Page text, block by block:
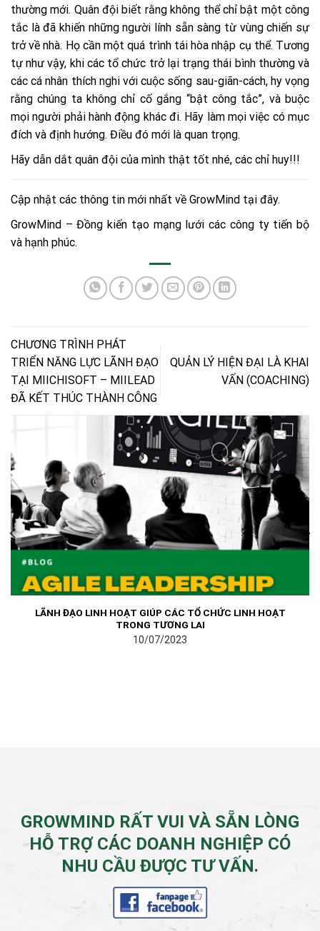
thường mới. Quân đội biết rằng không thể chỉ bật một công
tắc là đã khiến những người lính sẵn sàng từ vùng chiến sự
trở về nhà. Họ cần một quá trình tái hòa nhập cụ thể. Tương
tự như vậy, khi các tổ chức trở lại trạng thái bình thường và
các cá nhân thích nghi với cuộc sống sau-giãn-cách, hy vọng
rằng chúng ta không chỉ cố gắng “bật công tắc”, và buộc
mọi người phải hành động khác đi. Hãy làm mọi việc có mục
đích và định hướng. Điều đó mới là quan trọng.
Hãy dẫn dắt quân đội của mình thật tốt nhé, các chỉ huy!!!
Cập nhật các thông tin mới nhất về GrowMind tại đây.
GrowMind – Đồng kiến tạo mạng lưới các công ty tiến bộ
và hạnh phúc.
CHƯƠNG TRÌNH PHÁT
TRIỂN NĂNG LỰC LÃNH ĐẠO
TẠI MIICHISOFT – MIILEAD
ĐÃ KẾT THÚC THÀNH CÔNG
QUẢN LÝ HIỆN ĐẠI LÀ KHAI
VẤN (COACHING)
LÃNH ĐẠO LINH HOẠT GIÚP CÁC TỔ CHỨC LINH HOẠT
TRONG TƯƠNG LAI
10/07/2023
GROWMIND RẤT VUI VÀ SẴN LÒNG
HỖ TRỢ CÁC DOANH NGHIỆP CÓ
NHU CẦU ĐƯỢC TƯ VẤN.